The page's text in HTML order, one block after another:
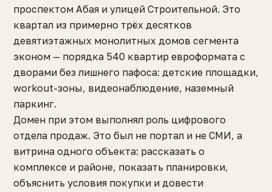
проспектом Абая и улицей Строительной. Это
квартал из примерно трёх десятков
девятиэтажных монолитных домов сегмента
эконом — порядка 540 квартир евроформата с
дворами без лишнего пафоса: детские площадки,
workout-зоны, видеонаблюдение, наземный
паркинг.
Домен при этом выполнял роль цифрового
отдела продаж. Это был не портал и не СМИ, а
витрина одного объекта: рассказать о
комплексе и районе, показать планировки,
объяснить условия покупки и довести